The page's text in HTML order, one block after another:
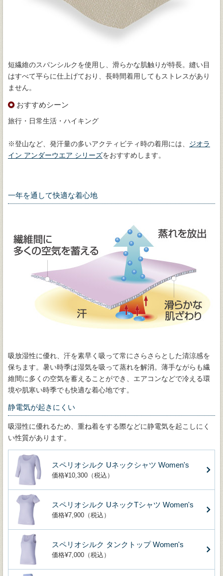
短繊維のスパンシルクを使用し、滑らかな肌触りが特長。縫い目
はすべて平らに仕上げており、長時間着用してもストレスがあり
ません。
おすすめシーン
旅行・日常生活・ハイキング
※登山など、発汗量の多いアクティビティ時の着用には、 ジオラ
イン アンダーウエア シリーズをおすすめします。
一年を通して快適な着心地
吸放湿性に優れ、汗を素早く吸って常にさらさらとした清涼感を
保ちます。暑い時季は湿気を吸って蒸れを解消。薄手ながらも繊
維間に多くの空気を蓄えることができ、エアコンなどで冷える環
境や肌寒い時季でも快適な着心地です。
静電気が起きにくい
吸湿性に優れるため、重ね着をする際などに静電気を起こしにく
い性質があります。
スペリオシルク Uネックシャツ Women's
価格¥10,300（税込）
スペリオシルク UネックTシャツ Women's
価格¥7,900（税込）
スペリオシルク タンクトップ Women's
価格¥7,000（税込）